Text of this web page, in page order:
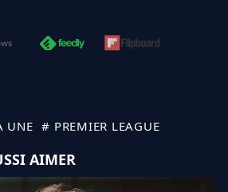
UNE # PREMIER LEAGUE
AIMER